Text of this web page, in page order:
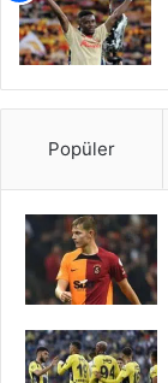
Popüler